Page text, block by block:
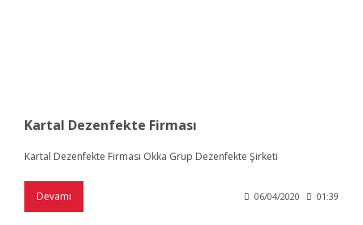
Kartal Dezenfekte Firması
Kartal Dezenfekte Firması Okka Grup Dezenfekte Şirketi
Devamı 06/04/2020 01:39